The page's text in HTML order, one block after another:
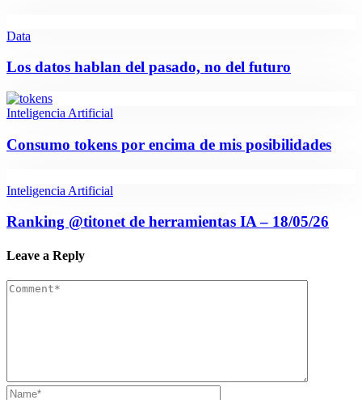
Data
Los datos hablan del pasado, no del futuro
Inteligencia Artificial
Consumo tokens por encima de mis posibilidades
Inteligencia Artificial
Ranking @titonet de herramientas IA – 18/05/26
Leave a Reply